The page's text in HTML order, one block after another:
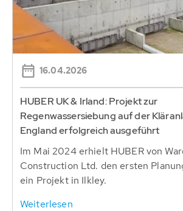
16.04.2026
HUBER UK & Irland: Projekt zur
Regenwassersiebung auf der
England erfolgreich ausgeführt
Im Mai 2024 erhielt HUBER von
Construction Ltd. den ersten
ein Projekt in Ilkley.
Weiterlesen